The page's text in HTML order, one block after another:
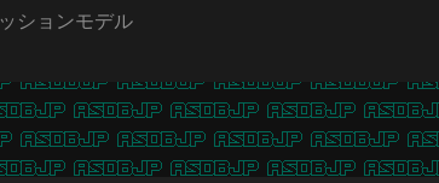
ションモデル